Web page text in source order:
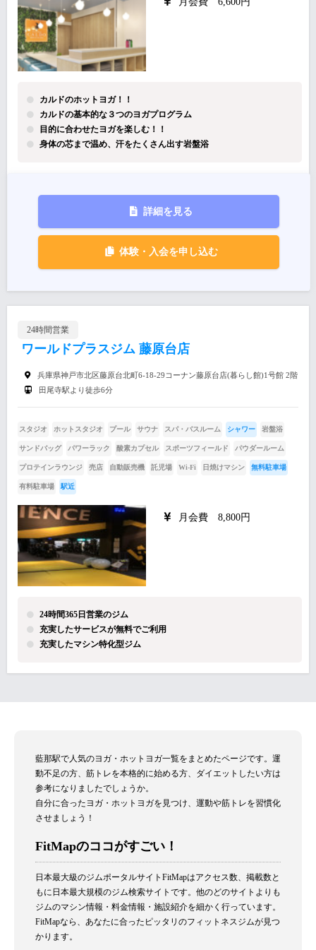
カルドのホットヨガ！！
カルドの基本的な３つのヨガプログラム
目的に合わせたヨガを楽しむ！！
身体の芯まで温め、汗をたくさん出す岩盤浴
詳細を見る
体験・入会を申し込む
24時間営業
ワールドプラスジム 藤原台店
兵庫県神戸市北区藤原台北町6-18-29コーナン藤原台店(暮らし館)1号館 2階
田尾寺駅より徒歩6分
スタジオ ホットスタジオ プール サウナ スパ・バスルーム シャワー 岩盤浴
サンドバッグ パワーラック 酸素カプセル スポーツフィールド パウダールーム
プロテインラウンジ 売店 自動販売機 託児場 Wi-Fi 日焼けマシン 無料駐車場
有料駐車場 駅近
月会費 8,800円
24時間365日営業のジム
充実したサービスが無料でご利用
充実したマシン特化型ジム
藍那駅で人気のヨガ・ホットヨガ一覧をまとめたページです。運
動不足の方、筋トレを本格的に始める方、ダイエットしたい方は
参考になりましたでしょうか。
自分に合ったヨガ・ホットヨガを見つけ、運動や筋トレを習慣化
させましょう！
FitMapのココがすごい！
日本最大級のジムポータルサイトFitMapはアクセス数、掲載数と
もに日本最大規模のジム検索サイトです。他のどのサイトよりも
ジムのマシン情報・料金情報・施設紹介を細かく行っています。
FitMapなら、あなたに合ったピッタリのフィットネスジムが見つ
かります。